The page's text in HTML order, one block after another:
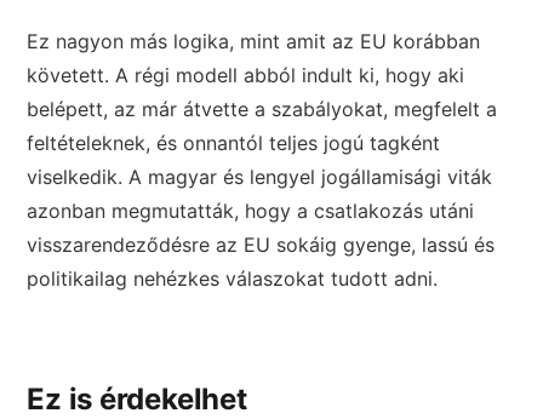
Ez nagyon más logika, mint amit az EU korábban
követett. A régi modell abból indult ki, hogy aki
belépett, az már átvette a szabályokat, megfelelt a
feltételeknek, és onnantól teljes jogú tagként
viselkedik. A magyar és lengyel jogállamisági viták
azonban megmutatták, hogy a csatlakozás utáni
visszarendeződésre az EU sokáig gyenge, lassú és
politikailag nehézkes válaszokat tudott adni.
Ez is érdekelhet